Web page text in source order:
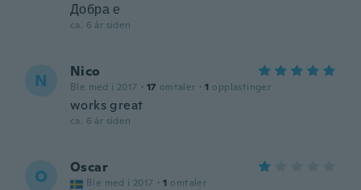
Добра е
ca. 6 år siden
N Nico
Ble med i 2017 · 17 omtaler · 1 opplastinger
works great
ca. 6 år siden
O Oscar
Ble med i 2017 · 1 omtaler